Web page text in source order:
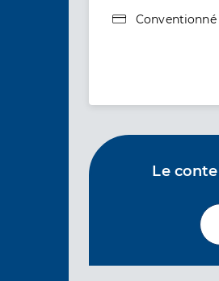
Type de
Conventionné
Le